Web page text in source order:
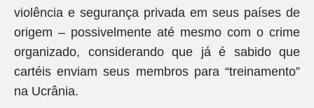
violência e segurança privada em seus países de
origem – possivelmente até mesmo com o crime
organizado, considerando que já é sabido que
cartéis enviam seus membros para “treinamento”
na Ucrânia.